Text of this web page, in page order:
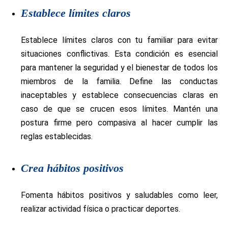
Establece límites claros
Establece límites claros con tu familiar para evitar
situaciones conflictivas. Esta condición es esencial
para mantener la seguridad y el bienestar de todos los
miembros de la familia. Define las conductas
inaceptables y establece consecuencias claras en
caso de que se crucen esos límites. Mantén una
postura firme pero compasiva al hacer cumplir las
reglas establecidas.
Crea hábitos positivos
Fomenta hábitos positivos y saludables como leer,
realizar actividad física o practicar deportes.